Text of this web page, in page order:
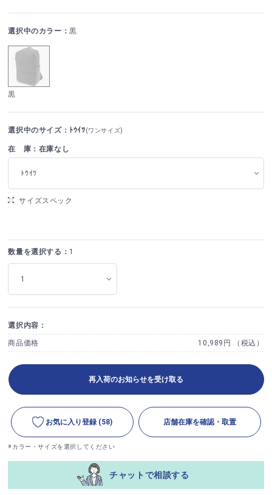
選択中のカラー：黒
黒
選択中のサイズ：ﾄｳｲﾂ(ワンサイズ)
在 庫：在庫なし
ﾄｳｲﾂ
サイズスペック
数量を選択する： 1
選択内容：
商品価格 10,989円 （税込）
再入荷のお知らせを受け取る
お気に入り登録 (58) 店舗在庫を確認・取置
※カラー・サイズを選択してください
チャットで相談する